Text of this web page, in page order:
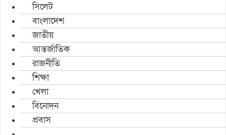
সিলেট
বাংলাদেশ
জাতীয়
আন্তর্জাতিক
রাজনীতি
শিক্ষা
খেলা
বিনোদন
প্রবাস